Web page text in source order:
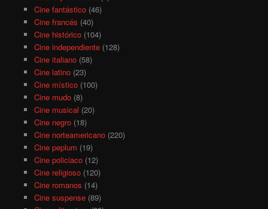
Cine fantástico(46)
Cine francés (40)
Cine histórico(104)
Cine independiente(128)
Cine italiano(58)
Cine latino(23)
Cine místico(100)
Cine mudo(8)
Cine musical (20)
Cine negro(18)
Cine norteamericano(220)
Cine peplum (19)
Cine policiaco(12)
Cine religioso(120)
Cine romanos (14)
Cine suspense(89)